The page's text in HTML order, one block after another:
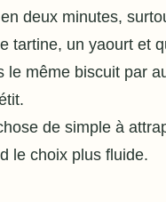
deux minutes,
un yaourt et
même biscuit par
de simple à
le choix plus fluide.